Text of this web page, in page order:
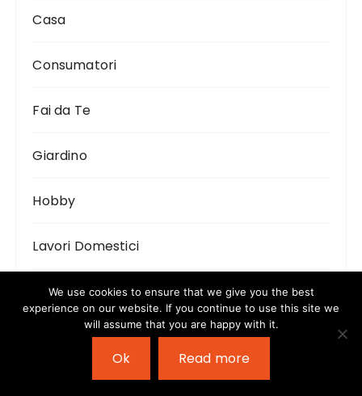
Casa
Consumatori
Fai da Te
Giardino
Hobby
Lavori Domestici
Recensioni e Consigli su Prodotti
We use cookies to ensure that we give you the best
experience on our website. If you continue to use this site we
will assume that you are happy with it.
Ok Read more